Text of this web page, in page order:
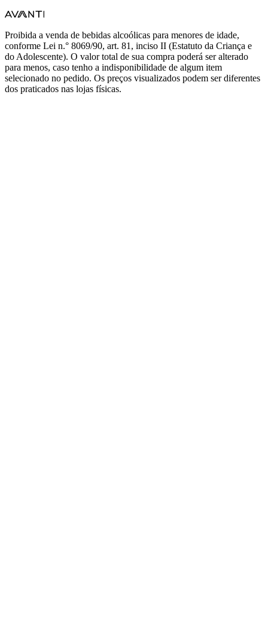
Proibida a venda de bebidas alcoólicas para menores de idade,
conforme Lei n.° 8069/90, art. 81, inciso II (Estatuto da Criança e
do Adolescente). O valor total de sua compra poderá ser alterado
para menos, caso tenho a indisponibilidade de algum item
selecionado no pedido. Os preços visualizados podem ser diferentes
dos praticados nas lojas físicas.